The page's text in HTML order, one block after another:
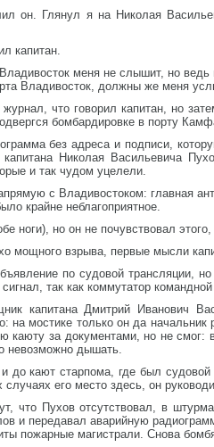
он. Глянул я на Николая
капитан.
меня не слышит, но
Владивосток, должны же меня
что говорил капитан, но
бомбардировке в порту
без адреса и подписи,
Николая Васильевича
и так чудом уцелели.
с Владивостоком: главная
крайне неблагоприятное.
ноги), но он не почувствовал
мощного взрыва, первые мысли
по судовой трансляции,
так как коммутатор
капитана Дмитрий Иванович
на мостике только он да
каюту за документами, но не
невозможно дышать.
до кают старпома, где был
случаях его место здесь, он
что Пухов отсутствовал, в
и передавал аварийную
пожарные магистрали. Снова